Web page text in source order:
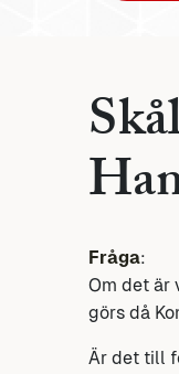
Fråga:
Om det är
görs då
Är det till